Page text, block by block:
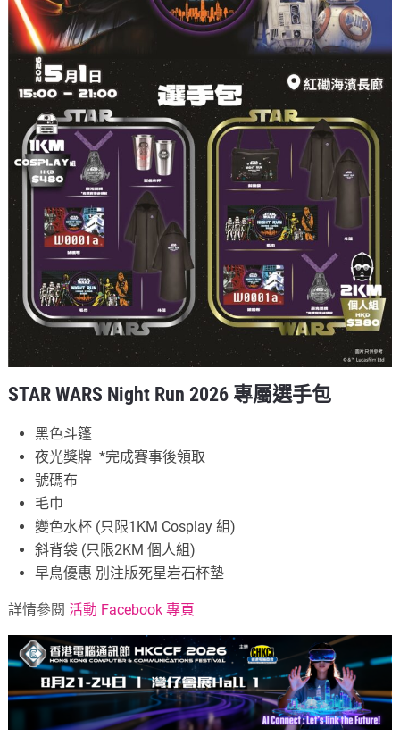
STAR WARS Night Run 2026 專屬選手包
黑色斗篷
夜光獎牌 *完成賽事後領取
號碼布
毛巾
變色水杯 (只限1KM Cosplay 組)
斜背袋 (只限2KM 個人組)
早鳥優惠 別注版死星岩石杯墊
詳情參閱活動 Facebook 專頁